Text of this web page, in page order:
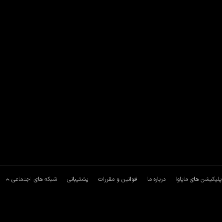
های مایاوا درباره ما قوانین و مقررات پشتیبانی شبکه های اجتماعی